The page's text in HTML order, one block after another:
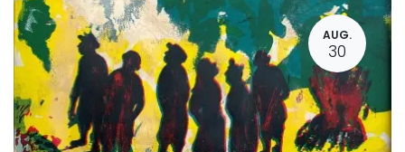
AUG.
30